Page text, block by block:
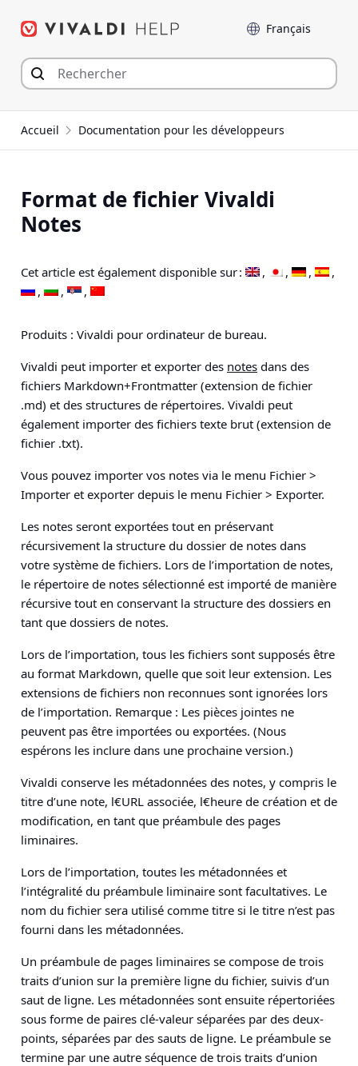
Langue
Accueil Documentation pour les développeurs
Format de fichier Vivaldi
Notes
Cet article est également disponible sur :
Produits : Vivaldi pour ordinateur de bureau.
Vivaldi peut importer et exporter des notes dans des
fichiers Markdown+Frontmatter (extension de fichier
.md) et des structures de répertoires. Vivaldi peut
également importer des fichiers texte brut (extension de
fichier .txt).
Vous pouvez importer vos notes via le menu Fichier >
Importer et exporter depuis le menu Fichier > Exporter.
Les notes seront exportées tout en préservant
récursivement la structure du dossier de notes dans
votre système de fichiers. Lors de l’importation de notes,
le répertoire de notes sélectionné est importé de manière
récursive tout en conservant la structure des dossiers en
tant que dossiers de notes.
Lors de l’importation, tous les fichiers sont supposés être
au format Markdown, quelle que soit leur extension. Les
extensions de fichiers non reconnues sont ignorées lors
de l’importation. Remarque : Les pièces jointes ne
peuvent pas être importées ou exportées. (Nous
espérons les inclure dans une prochaine version.)
Vivaldi conserve les métadonnées des notes, y compris le
titre d’une note, l€URL associée, l€heure de création et de
modification, en tant que préambule des pages
liminaires.
Lors de l’importation, toutes les métadonnées et
l’intégralité du préambule liminaire sont facultatives. Le
nom du fichier sera utilisé comme titre si le titre n’est pas
fourni dans les métadonnées.
Un préambule de pages liminaires se compose de trois
traits d’union sur la première ligne du fichier, suivis d’un
saut de ligne. Les métadonnées sont ensuite répertoriées
sous forme de paires clé-valeur séparées par des deux-
points, séparées par des sauts de ligne. Le préambule se
termine par une autre séquence de trois traits d’union